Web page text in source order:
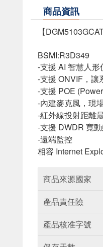
商品資訊
【
BSMI:R3D349
-支援 AI 智慧人
-支援 ONVIF，讓
-支援 POE
-內建麥克風，現
-紅外線投射距離
-支援 DWDR 寬
-遠端監控
相容 Internet
商品來源國家
產品責任險
產品核准字號